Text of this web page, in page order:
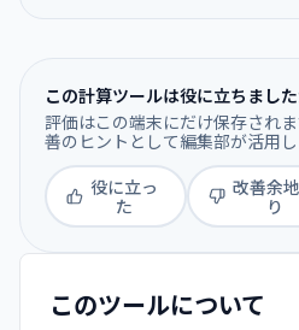
この計算ツールは役に立ちまし
評価はこの端末にだけ保存され
善のヒントとして編集部が活用し
役に立っ
た
改善余
り
このツールについて